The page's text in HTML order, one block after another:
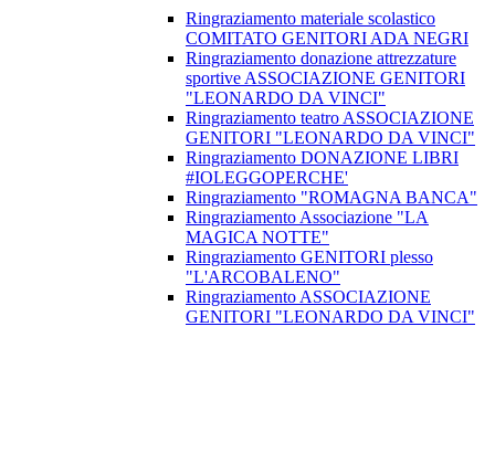
Ringraziamento materiale scolastico
COMITATO GENITORI ADA NEGRI
Ringraziamento donazione attrezzature
sportive ASSOCIAZIONE GENITORI
"LEONARDO DA VINCI"
Ringraziamento teatro ASSOCIAZIONE
GENITORI "LEONARDO DA VINCI"
Ringraziamento DONAZIONE LIBRI
#IOLEGGOPERCHE'
Ringraziamento "ROMAGNA BANCA"
Ringraziamento Associazione "LA
MAGICA NOTTE"
Ringraziamento GENITORI plesso
"L'ARCOBALENO"
Ringraziamento ASSOCIAZIONE
GENITORI "LEONARDO DA VINCI"